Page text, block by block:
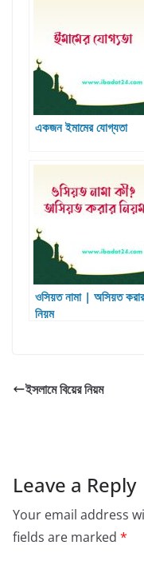
একজন ইমামের যোগ্যতা
ওসিয়ত নামা | অসিয়ত করার
নিয়ম
ইসলামে বিয়ের নিয়ম
Leave a Reply
Your email address
fields are marked *